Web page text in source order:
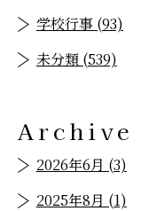
学校行事 (93)
未分類 (539)
Archive
2026年6月 (3)
2025年8月 (1)